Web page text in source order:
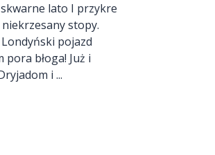
skwarne lato I przykre
stopy.
pojazd
błoga! Już i
i ...